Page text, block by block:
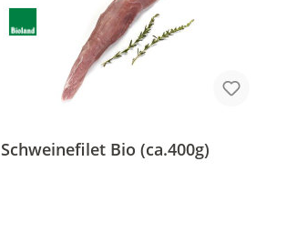
BLa
Schweinefilet Bio (ca.400g)